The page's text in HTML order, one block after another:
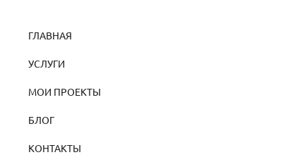
ГЛАВНАЯ
УСЛУГИ
МОИ ПРОЕКТЫ
БЛОГ
КОНТАКТЫ